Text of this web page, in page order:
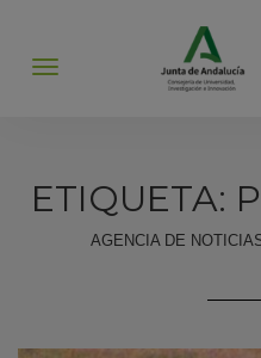
Abrir
ETIQUETA:
AGENCIA DE